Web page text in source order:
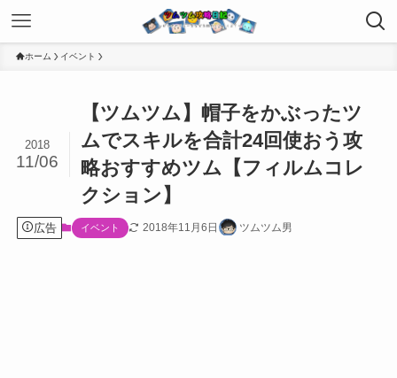
ホーム イベント
【ツムツム】帽子をかぶったツ
ムでスキルを合計24回使おう攻
略おすすめツム【フィルムコレ
クション】
2018
11/06
広告 イベント 2018年11月6日 ツムツム男